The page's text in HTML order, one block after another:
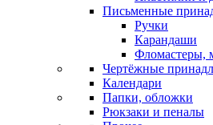
Письменные
Ручки
Карандаши
Фломастеры,
Чертёжные
Календари
Папки, обложки
Рюкзаки и пеналы